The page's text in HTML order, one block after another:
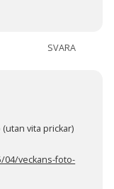
SVARA
vita prickar)
veckans-foto-